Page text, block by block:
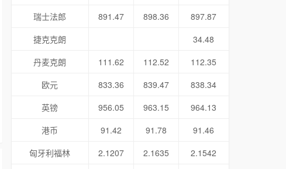
瑞士法郎
891.47 898.36
897.87
捷克克朗
34.48
丹麦克朗
111.62 112.52
112.35
欧元
833.36 839.47
838.34
英镑
956.05 963.15
964.13
港币
91.42 91.78
91.46
匈牙利福林
2.1207 2.1635
2.1542